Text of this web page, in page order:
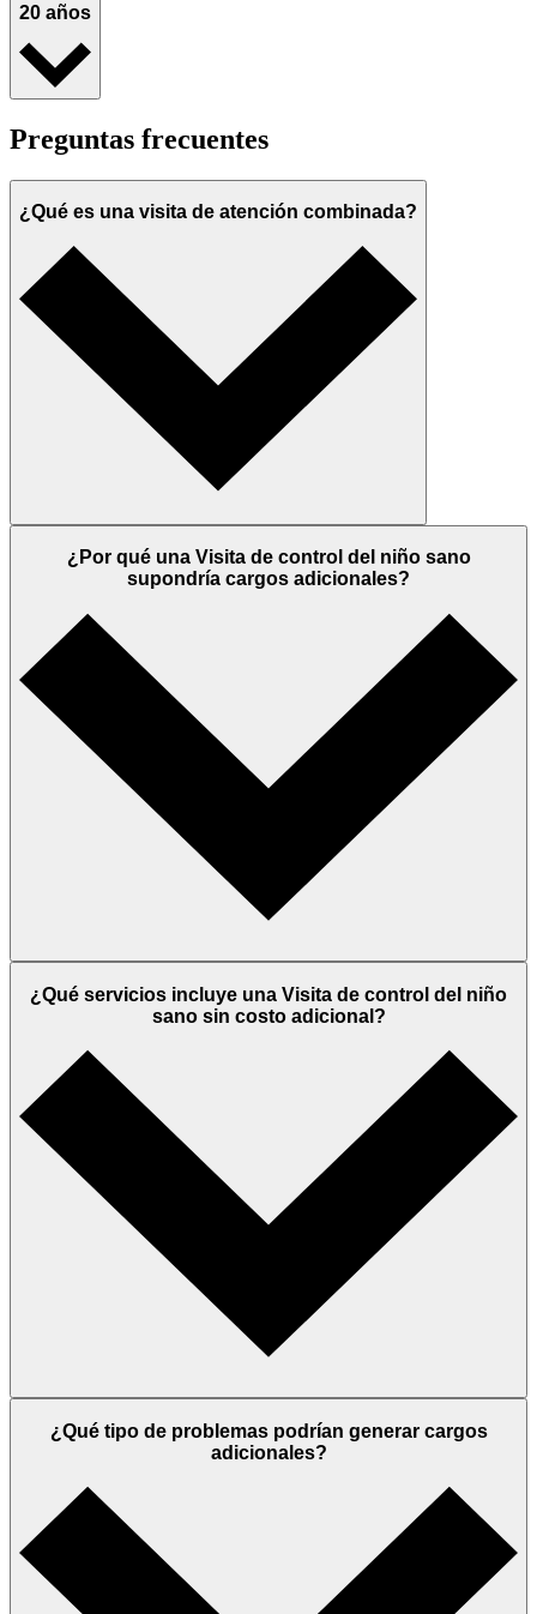
20 años
Preguntas frecuentes
¿Qué es una visita de atención combinada?
¿Por qué una Visita de control del niño sano
supondría cargos adicionales?
¿Qué servicios incluye una Visita de control del niño
sano sin costo adicional?
¿Qué tipo de problemas podrían generar cargos
adicionales?